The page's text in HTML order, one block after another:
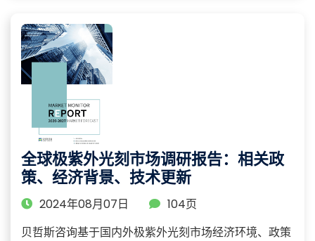
全球极紫外光刻市场调研报告：相关政
策、经济背景、技术更新
2024年08月07日
104页
贝哲斯咨询基于国内外极紫外光刻市场经济环境、政策